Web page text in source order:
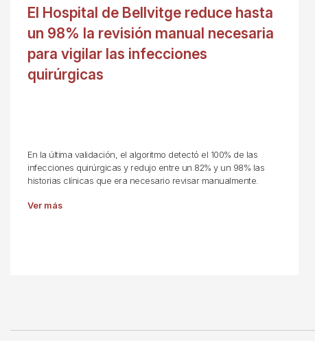
El Hospital de Bellvitge reduce hasta
un 98% la revisión manual necesaria
para vigilar las infecciones
quirúrgicas
En la última validación, el algoritmo detectó el 100% de las
infecciones quirúrgicas y redujo entre un 82% y un 98% las
historias clínicas que era necesario revisar manualmente.
Ver más